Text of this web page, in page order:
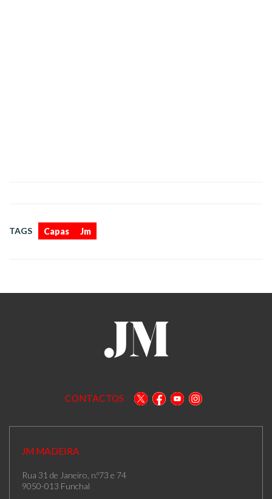
TAGS Capas Jm
CONTACTOS
JM MADEIRA
Rua 31 de Janeiro, n.º73 e 74
9050-013 Funchal